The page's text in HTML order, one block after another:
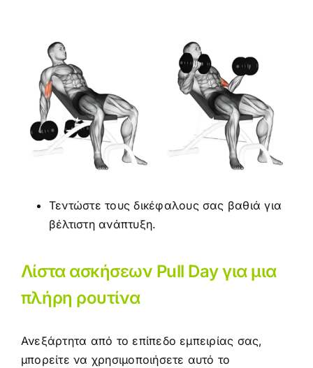
Τεντώστε τους δικέφαλους σας βαθιά για
βέλτιστη ανάπτυξη.
Λίστα ασκήσεων Pull Day για μια
πλήρη ρουτίνα
Ανεξάρτητα από το επίπεδο εμπειρίας σας,
μπορείτε να χρησιμοποιήσετε αυτό το